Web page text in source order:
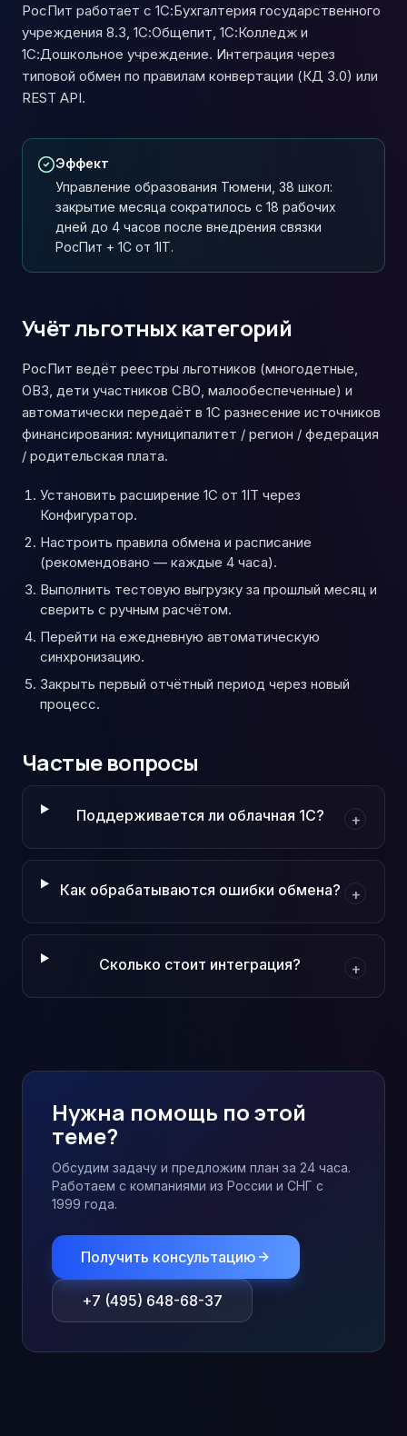
РосПит работает с 1С:Бухгалтерия государственного
учреждения 8.3, 1С:Общепит, 1С:Колледж и
1С:Дошкольное учреждение. Интеграция через
типовой обмен по правилам конвертации (КД 3.0) или
REST API.
Эффект
Управление образования Тюмени, 38 школ:
закрытие месяца сократилось с 18 рабочих
дней до 4 часов после внедрения связки
РосПит + 1С от 1IT.
Учёт льготных категорий
РосПит ведёт реестры льготников (многодетные,
ОВЗ, дети участников СВО, малообеспеченные) и
автоматически передаёт в 1С разнесение источников
финансирования: муниципалитет / регион / федерация
/ родительская плата.
Установить расширение 1С от 1IT через
Конфигуратор.
Настроить правила обмена и расписание
(рекомендовано — каждые 4 часа).
Выполнить тестовую выгрузку за прошлый месяц и
сверить с ручным расчётом.
Перейти на ежедневную автоматическую
синхронизацию.
Закрыть первый отчётный период через новый
процесс.
Частые вопросы
Поддерживается ли облачная 1С? +
Как обрабатываются ошибки обмена? +
Сколько стоит интеграция? +
Нужна помощь по этой
теме?
Обсудим задачу и предложим план за 24 часа.
Работаем с компаниями из России и СНГ с
1999 года.
Получить консультацию
+7 (495) 648-68-37